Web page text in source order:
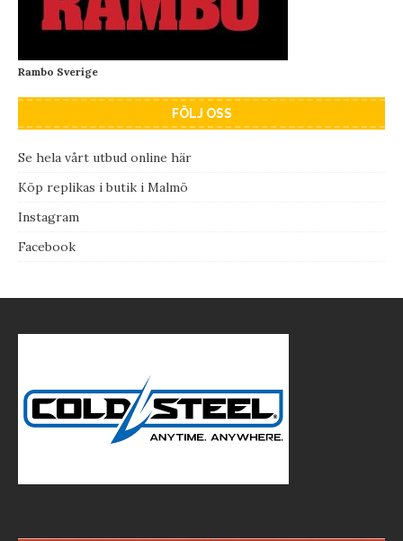
Rambo Sverige
FÖLJ OSS
Se hela vårt utbud online här
Köp replikas i butik i Malmö
Instagram
Facebook